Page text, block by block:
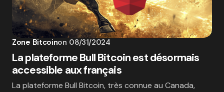
Zone Bitcoinon 08/31/2024
La plateforme Bull Bitcoin est désormais
accessible aux français
La plateforme Bull Bitcoin, très connue au Canada,